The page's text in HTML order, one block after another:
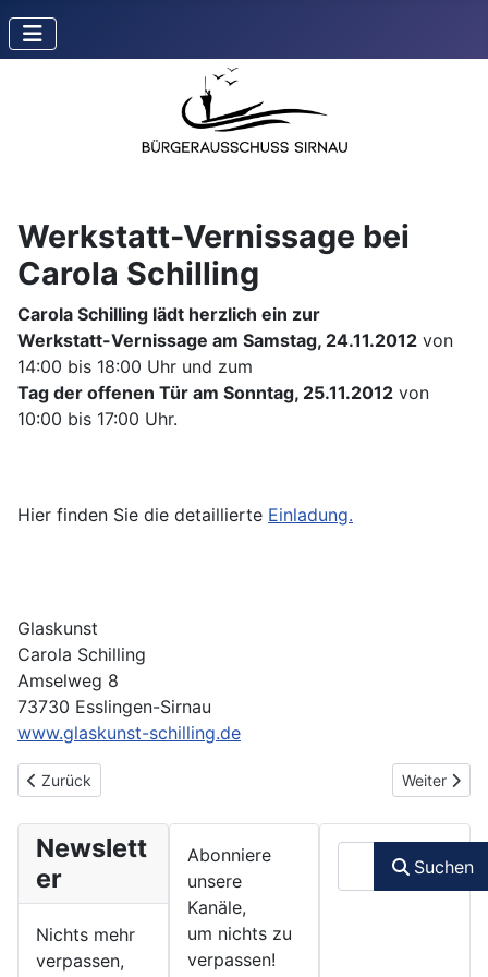
Werkstatt-Vernissage bei
Carola Schilling
Carola Schilling lädt herzlich ein zur
Werkstatt-Vernissage am Samstag, 24.11.2012 von
14:00 bis 18:00 Uhr und zum
Tag der offenen Tür am Sonntag, 25.11.2012 von
10:00 bis 17:00 Uhr.
Hier finden Sie die detaillierte Einladung.
Glaskunst
Carola Schilling
Amselweg 8
73730 Esslingen-Sirnau
www.glaskunst-schilling.de
Vorheriger Beitrag: Weihnachtsgrüße 2012
Zurück Nächster
Weiter
Newslett
er
Nichts mehr
verpassen,
Abonniere
unsere
Kanäle,
um nichts zu
verpassen!
Suchen
Suchen